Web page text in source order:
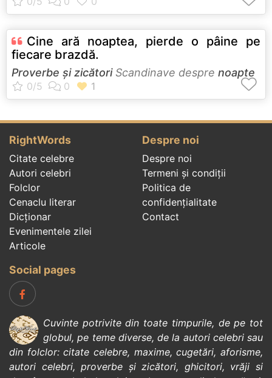
Cine ară noaptea, pierde o pâine pe
fiecare brazdă.
Proverbe și zicătoriScandinave despre noapte
RightWords
Citate celebre
Autori celebri
Folclor
Cenaclu literar
Dicționar
Evenimentele zilei
Articole
Despre noi
Despre noi
Termeni și condiții
Politica de
confidenţialitate
Contact
Social pages
Cuvinte potrivite din toate timpurile, de pe tot
globul, pe teme diverse, de la autori celebrisau
din folclor:citate celebre, maxime,cugetări,aforisme,
autori celebri,proverbe și zicători, ghicitori, vrăji si